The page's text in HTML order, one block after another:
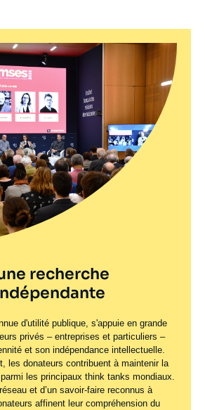
recherche
d'utilité publique, s'appuie en grande
privés – entreprises et particuliers –
et son indépendance intellectuelle.
les donateurs contribuent à maintenir la
les principaux think tanks mondiaux.
et d’un savoir-faire reconnus à
affinent leur compréhension du